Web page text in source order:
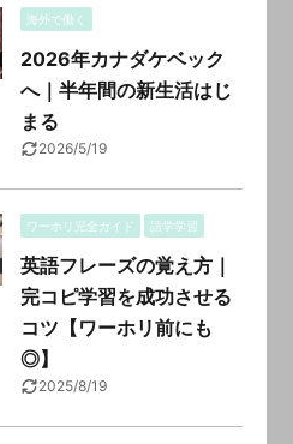
海外で働く
2026年カナダケベック
へ｜半年間の新生活はじ
まる
2026/5/19
ワーホリ完全ガイド 語学学習
英語フレーズの覚え方｜
完コピ学習を成功させる
コツ【ワーホリ前にも
◎】
2025/8/19